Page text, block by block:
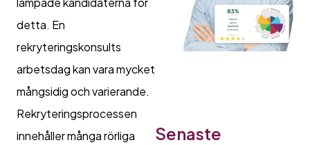
detta. En
rekryteringskonsults
arbetsdag kan vara mycket
mångsidig och varierande.
Rekryteringsprocessen
innehåller många rörliga
Senaste